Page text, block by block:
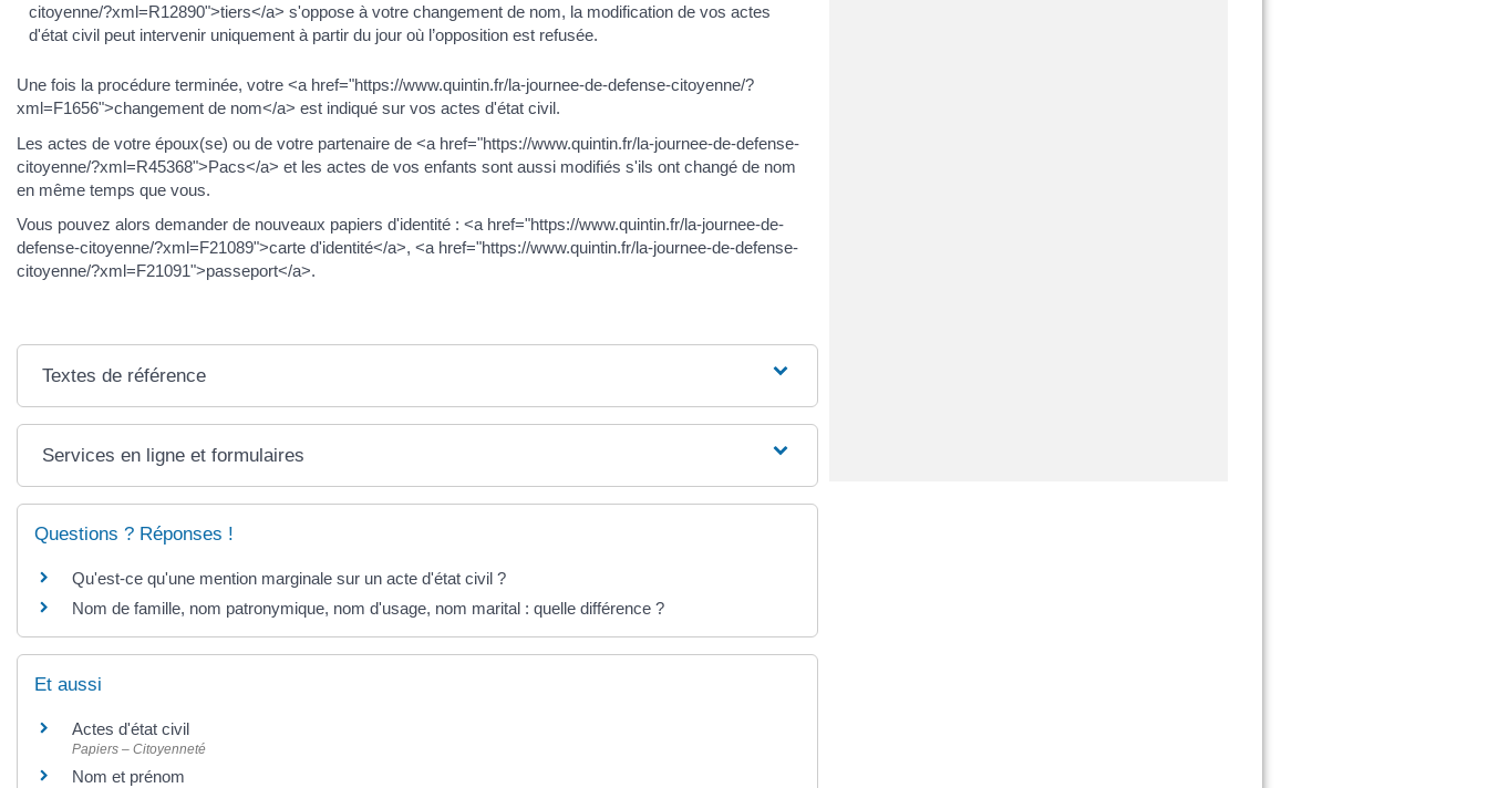
citoyenne/?xml=R12890">tiers</a> s'oppose à votre changement de nom, la modification de vos actes
d'état civil peut intervenir uniquement à partir du jour où l’opposition est refusée.
Une fois la procédure terminée, votre <a href="https://www.quintin.fr/la-journee-de-defense-citoyenne/?
xml=F1656">changement de nom</a> est indiqué sur vos actes d'état civil.
Les actes de votre époux(se) ou de votre partenaire de <a href="https://www.quintin.fr/la-journee-de-defense-
citoyenne/?xml=R45368">Pacs</a> et les actes de vos enfants sont aussi modifiés s'ils ont changé de nom
en même temps que vous.
Vous pouvez alors demander de nouveaux papiers d'identité : <a href="https://www.quintin.fr/la-journee-de-
defense-citoyenne/?xml=F21089">carte d'identité</a>, <a href="https://www.quintin.fr/la-journee-de-defense-
citoyenne/?xml=F21091">passeport</a>.
Textes de référence
Services en ligne et formulaires
Questions ? Réponses !
Qu'est-ce qu'une mention marginale sur un acte d'état civil ?
Nom de famille, nom patronymique, nom d'usage, nom marital : quelle différence ?
Et aussi
Actes d'état civil
Papiers – Citoyenneté
Nom et prénom